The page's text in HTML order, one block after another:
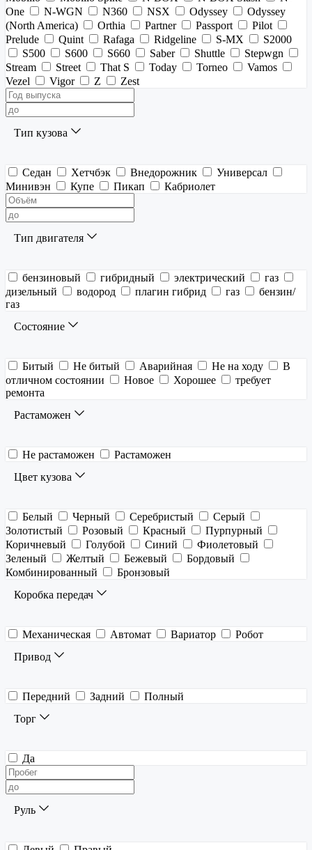
One
N-WGN N360 NSX Odyssey
Odyssey
(North America)
Orthia Partner Passport
Pilot
Prelude
Quint Rafaga Ridgeline S-MX
S2000
S500
S600 S660 Saber Shuttle
Stepwgn
Stream
Street That S Today Torneo
Vamos
Vezel
Vigor Z Zest
Тип кузова
Седан Хетчбэк Внедорожник
Универсал
Минивэн
Купе Пикап Кабриолет
Тип двигателя
бензиновый гибридный электрический
газ
дизельный
водород плагин гибрид газ
бензин/
газ
Состояние
Битый Не битый Аварийная Не на ходу
В
отличном состоянии
Новое Хорошее
требует
ремонта
Растаможен
Не растаможен
Растаможен
Цвет кузова
Белый Черный Серебристый
Серый
Золотистый
Розовый Красный
Пурпурный
Коричневый
Голубой Синий
Фиолетовый
Зеленый
Желтый Бежевый
Бордовый
Комбинированный
Бронзовый
Коробка передач
Механическая Автомат Вариатор
Робот
Привод
Передний Задний
Полный
Торг
Да
Руль